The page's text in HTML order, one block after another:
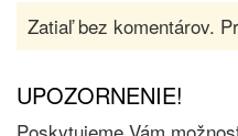
Zatiaľ bez komentárov.
UPOZORNENIE!